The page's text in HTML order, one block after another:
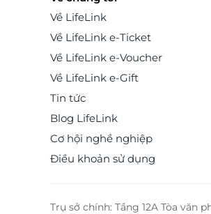
Về LifeLink
Về LifeLink e-Ticket
Về LifeLink e-Voucher
Về LifeLink e-Gift
Tin tức
Blog LifeLink
Cơ hội nghề nghiệp
Điều khoản sử dụng
Trụ sở chính: Tầng 12A Tòa văn